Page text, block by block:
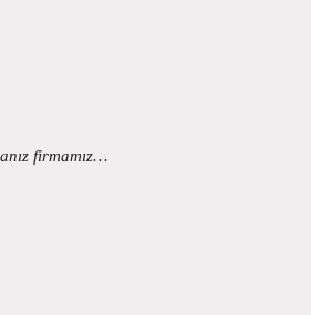
firmamız…